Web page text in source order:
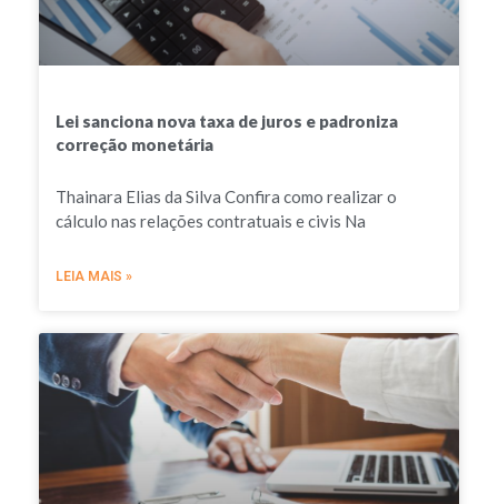
Lei sanciona nova taxa de juros e padroniza
correção monetária
Thainara Elias da Silva Confira como realizar o
cálculo nas relações contratuais e civis Na
LEIA MAIS »